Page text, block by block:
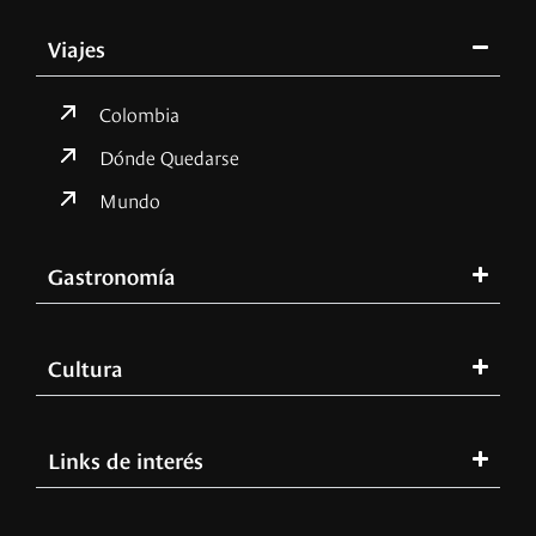
Viajes
Colombia
Dónde Quedarse
Mundo
Gastronomía
Cultura
Links de interés